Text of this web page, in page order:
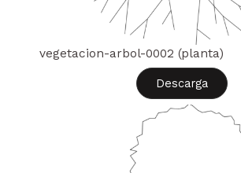
vegetacion-arbol-0002 (planta)
Descarga